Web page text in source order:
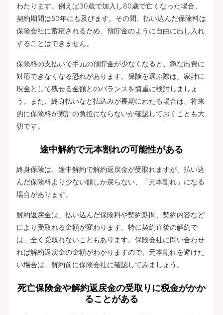
わたります。例えば30歳で加入し80歳で亡くなった場合、
契約期間は50年にも及びます。その間、払い込んだ保険料は
保険会社に蓄積されるため、預貯金のように自由に出し入れ
することはできません。
保険料の支払いで手元の預貯金が少なくなると、急な出費に
対応できなくなる恐れがあります。保険を選ぶ際は、家計に
現金として残せる金額とのバランスを慎重に検討しましょ
う。また、終身払いなど払込みが長期にわたる場合は、将来
的に保険料が家計の負担にならないか確認しておくことも大
切です。
途中解約で元本割れの可能性がある
終身保険は、途中解約で解約返戻金が受取れますが、払い込
んだ保険料より少ない額しか戻らない、「元本割れ」になる
場合があります。
解約返戻金は、払い込んだ保険料や契約期間、契約内容など
により受取れる金額が変わります。特に契約直後の解約で
は、全く受取れないこともあります。保険会社に問い合わせ
れば解約返戻金の金額がわかりますので、元本割れを避けた
い場合は、解約前に保険会社に確認してみましょう。
死亡保険金や解約返戻金の受取りに税金がかか
ることがある